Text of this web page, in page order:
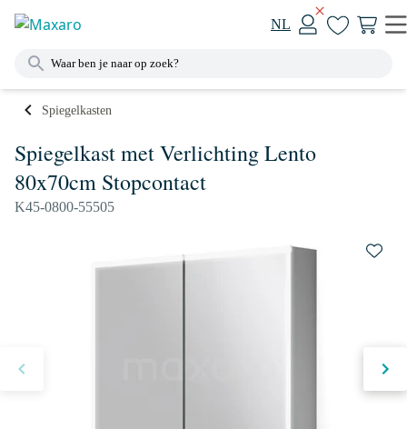
NL
Spiegelkasten
Spiegelkast met Verlichting Lento
80x70cm Stopcontact
K45-0800-55505